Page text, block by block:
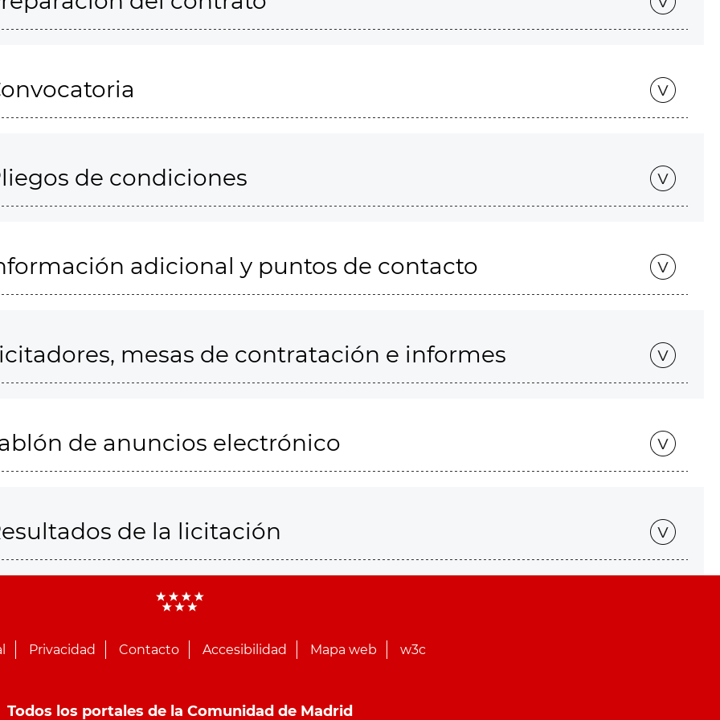
de condiciones
adicional y puntos de contacto
mesas de contratación e informes
de anuncios electrónico
de la licitación
Privacidad Contacto Accesibilidad Mapa web w3c
Todos los portales de la Comunidad de Madrid